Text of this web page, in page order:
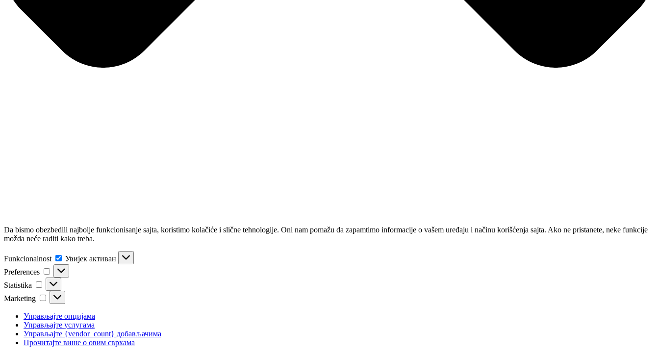
Da bismo obezbedili najbolje funkcionisanje sajta, koristimo kolačiće i slične tehnologije. Oni nam pomažu da zapamtimo informacije o vašem uređaju i načinu korišćenja sajta. Ako ne pristanete, neke funkcije
možda neće raditi kako treba.
Funkcionalnost Funkcionalnost
Увијек активан
Preferences
Preferences
Statistika Statistika
Marketing Marketing
Управљајте опцијама
Управљајте услугама
Управљајте {vendor_count} добављачима
Прочитајте више о овим сврхама